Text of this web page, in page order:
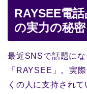
RAYSEE電
の実力の秘密
最近SNSで話題に
「RAYSEE」。実
くの人に支持され